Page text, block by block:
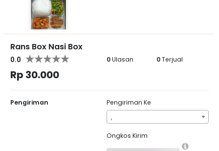
Rans Box Nasi Box
0.0 0Ulasan 0Terjual
Rp 30.000
Pengiriman
Pengiriman Ke
,
Ongkos Kirim